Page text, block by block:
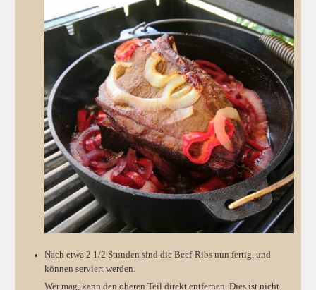
Nach etwa 2 1/2 Stunden sind die Beef-Ribs nun fertig. und
können serviert werden.
Wer mag, kann den oberen Teil direkt entfernen. Dies ist nicht